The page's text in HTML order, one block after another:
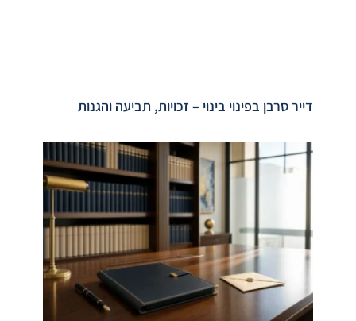
דייר סרבן בפינוי בינוי – זכויות, תביעה והגנות